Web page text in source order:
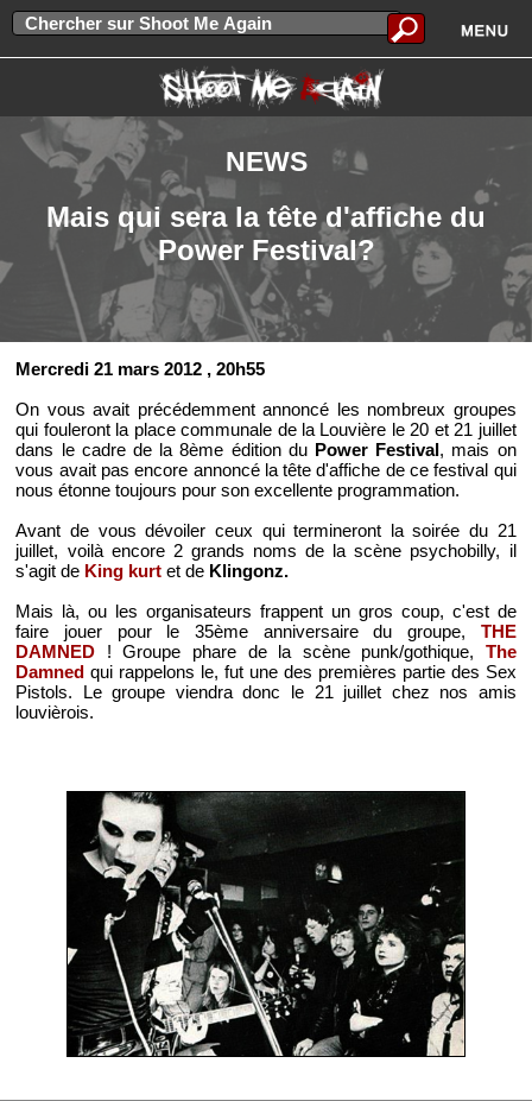
NEWS
Mais qui sera la tête d'affiche du
Power Festival?
Mercredi 21 mars 2012 , 20h55
On vous avait précédemment annoncé les nombreux groupes
qui fouleront la place communale de la Louvière le 20 et 21 juillet
dans le cadre de la 8ème édition du Power Festival, mais on
vous avait pas encore annoncé la tête d'affiche de ce festival qui
nous étonne toujours pour son excellente programmation.
Avant de vous dévoiler ceux qui termineront la soirée du 21
juillet, voilà encore 2 grands noms de la scène psychobilly, il
s'agit de King kurt et de Klingonz.
Mais là, ou les organisateurs frappent un gros coup, c'est de
faire jouer pour le 35ème anniversaire du groupe, THE
DAMNED ! Groupe phare de la scène punk/gothique, The
Damned qui rappelons le, fut une des premières partie des Sex
Pistols. Le groupe viendra donc le 21 juillet chez nos amis
louvièrois.